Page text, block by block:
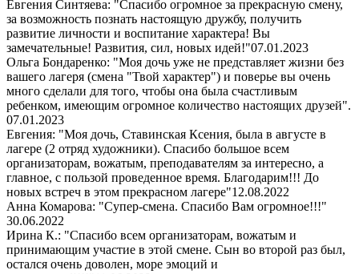
Евгения Синтяева: "Спасибо огромное за прекрасную смену,
за возможность познать настоящую дружбу, получить
развитие личности и воспитание характера! Вы
замечательные! Развития, сил, новых идей!"07.01.2023
Ольга Бондаренко: "Моя дочь уже не представляет жизни без
вашего лагеря (смена "Твой характер") и поверье вы очень
много сделали для того, чтобы она была счастливым
ребенком, имеющим огромное количество настоящих друзей".
07.01.2023
Евгения: "Моя дочь, Ставинская Ксения, была в августе в
лагере (2 отряд художники). Спасибо большое всем
организаторам, вожатым, преподавателям за интересно, а
главное, с пользой проведенное время. Благодарим!!! До
новых встреч в этом прекрасном лагере"12.08.2022
Анна Комарова: "Супер-смена. Спасибо Вам огромное!!!"
30.06.2022
Ирина К.: "Спасибо всем организаторам, вожатым и
принимающим участие в этой смене. Сын во второй раз был,
остался очень доволен, море эмоций и